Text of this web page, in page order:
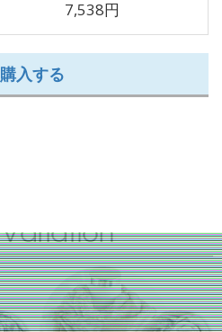
7,538円
購入する